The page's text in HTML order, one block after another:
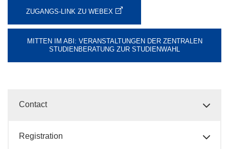
ZUGANGS-LINK ZU WEBEX
MITTEN IM ABI: VERANSTALTUNGEN DER ZENTRALEN
STUDIENBERATUNG ZUR STUDIENWAHL
Contact
Registration